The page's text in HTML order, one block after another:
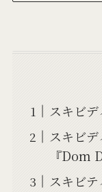
スキビデ
スキビ
『Dom
スキビ